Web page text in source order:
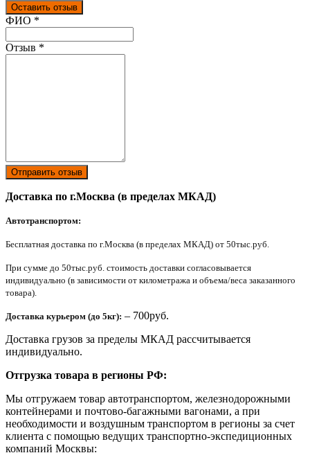
Оставить отзыв
Ваш отзыв был отправлен!
ФИО *
Отзыв *
Отправить отзыв
Доставка по г.Москва (в пределах МКАД)
Автотранспортом:
Бесплатная доставка по г.Москва (в пределах МКАД) от 50тыс.руб.
При сумме до 50тыс.руб. стоимость доставки согласовывается
индивидуально (в зависимости от километража и объема/веса заказанного
товара).
Доставка курьером (до 5кг): – 700руб.
Доставка грузов за пределы МКАД рассчитывается
индивидуально.
Отгрузка товара в регионы РФ:
Мы отгружаем товар автотранспортом, железнодорожными
контейнерами и почтово-багажными вагонами, а при
необходимости и воздушным транспортом в регионы за счет
клиента с помощью ведущих транспортно-экспедиционных
компаний Москвы: